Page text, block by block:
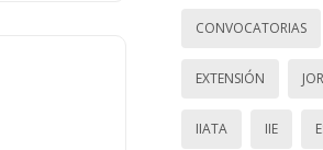
CONVOCATORIAS
EXTENSIÓN
IIATA IIE